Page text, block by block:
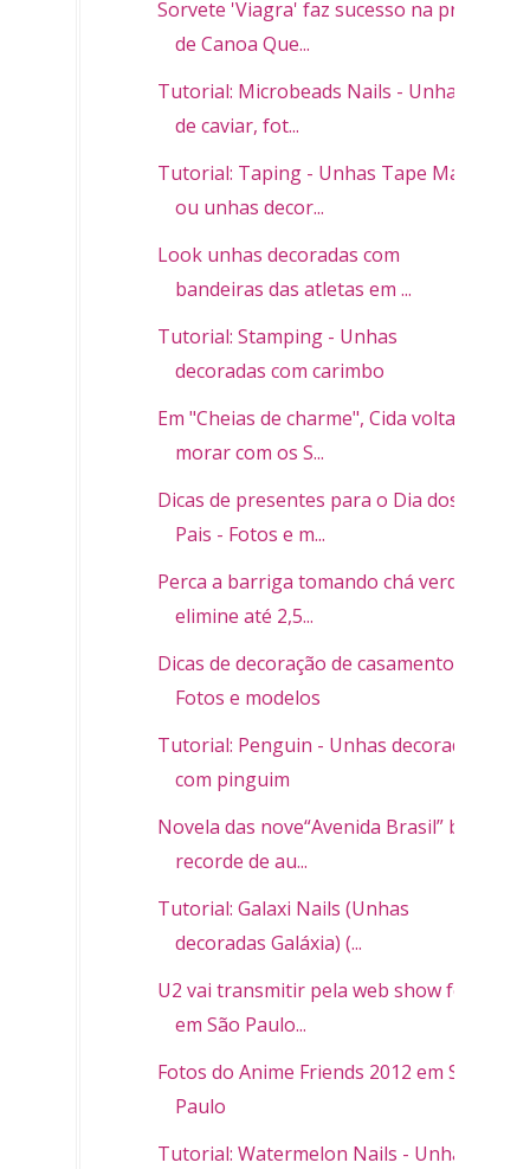
Sorvete 'Viagra' faz sucesso na praia
de Canoa Que...
Tutorial: Microbeads Nails - Unhas
de caviar, fot...
Tutorial: Taping - Unhas Tape Mani
ou unhas decor...
Look unhas decoradas com
bandeiras das atletas em ...
Tutorial: Stamping - Unhas
decoradas com carimbo
Em "Cheias de charme", Cida volta a
morar com os S...
Dicas de presentes para o Dia dos
Pais - Fotos e m...
Perca a barriga tomando chá verde,
elimine até 2,5...
Dicas de decoração de casamento -
Fotos e modelos
Tutorial: Penguin - Unhas decoradas
com pinguim
Novela das nove“Avenida Brasil” bate
recorde de au...
Tutorial: Galaxi Nails (Unhas
decoradas Galáxia) (...
U2 vai transmitir pela web show feito
em São Paulo...
Fotos do Anime Friends 2012 em São
Paulo
Tutorial: Watermelon Nails - Unhas